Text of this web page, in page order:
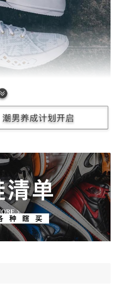
布了为接下来在中国举办的国
属鞋款，KICKSVISION也
的五双鞋子，关于这五双鞋子
清单